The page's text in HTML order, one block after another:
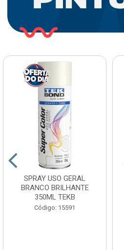
SPRAY USO GERAL
BRANCO BRILHANTE
350ML TEKB
Código: 15591